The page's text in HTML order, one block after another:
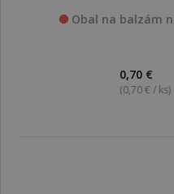
Obal na balzám
0,70 €
(0,70 € / ks)